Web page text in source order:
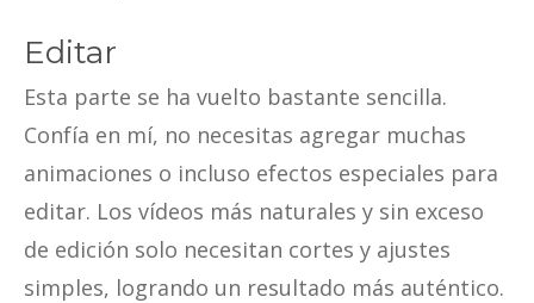
Editar
Esta parte se ha vuelto bastante sencilla.
Confía en mí, no necesitas agregar muchas
animaciones o incluso efectos especiales para
editar. Los vídeos más naturales y sin exceso
de edición solo necesitan cortes y ajustes
simples, logrando un resultado más auténtico.